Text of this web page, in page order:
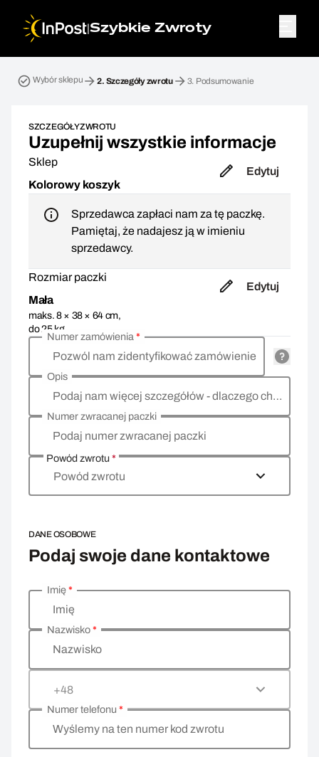
|Szybkie Zwroty
Wybór sklepu 2. Szczegóły zwrotu 3. Podsumowanie
SZCZEGÓŁY ZWROTU
Uzupełnij wszystkie informacje
Sklep
Kolorowy koszyk
Edytuj
Sprzedawca zapłaci nam za tę paczkę.
Pamiętaj, że nadajesz ją w imieniu
sprzedawcy.
Rozmiar paczki
Mała
maks. 8 × 38 × 64 cm,
do 25 kg
Edytuj
Pozwól nam zidentyfikować zamówienie
Numer zamówienia*
Podaj nam więcej szczegółów - dlaczego chcesz zwrócić towar, co jest powodem?
Opis
Podaj numer zwracanej paczki
Numer zwracanej paczki
Powód zwrotu*
Powód zwrotu
DANE OSOBOWE
Podaj swoje dane kontaktowe
Wprowadź swoje dane osobowe
Imię
Imię*
Nazwisko
Nazwisko*
+48
Wyślemy na ten numer kod zwrotu
Numer telefonu *